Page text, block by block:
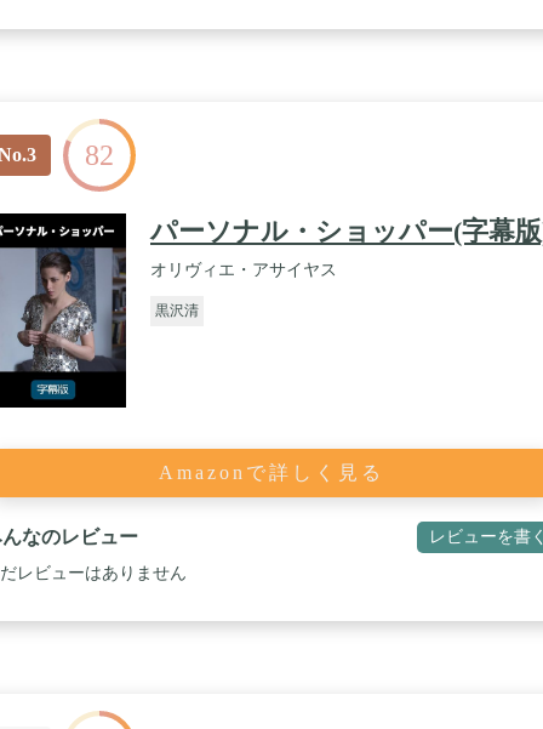
82
パーソナル・ショッパー(字幕
オリヴィエ・アサイヤス
黒沢清
Amazonで詳しく見る
なのレビュー レビューを書
レビューはありません